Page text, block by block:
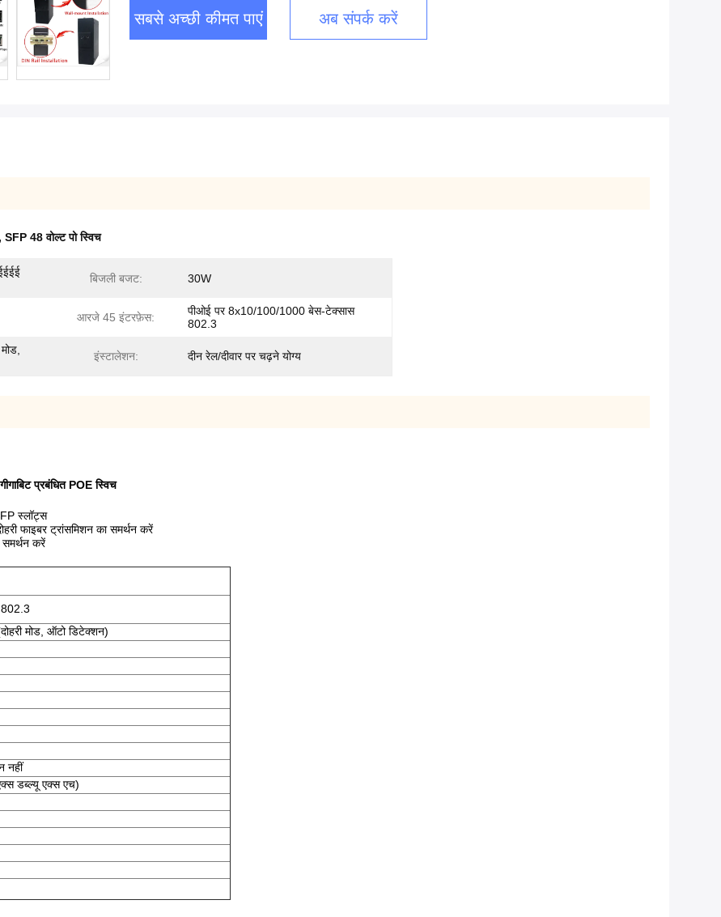
सबसे अच्छी कीमत पाएं अब संपर्क करें
SFP 48 वोल्ट पो स्विच
बिजली बजट: 30W
आरजे 45 इंटरफ़ेस:
पीओई पर 8x10/100/1000 बेस-टेक्सास
802.3
इंस्टालेशन: दीन रेल/दीवार पर चढ़ने योग्य
प्रबंधित POE स्विच
स्लॉट्स
फाइबर ट्रांसमिशन का समर्थन करें
करें
मोड, ऑटो डिटेक्शन)
नहीं
डब्ल्यू एक्स एच)